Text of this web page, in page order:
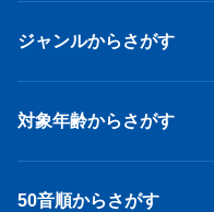
ジャンルからさがす
対象年齢からさがす
50音順からさがす